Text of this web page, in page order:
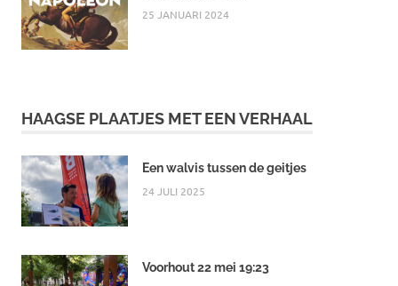
25 JANUARI 2024
HAAGSE PLAATJES MET EEN VERHAAL
Een walvis tussen de geitjes
24 JULI 2025
Voorhout 22 mei 19:23